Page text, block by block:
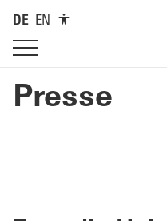
DE EN
Presse